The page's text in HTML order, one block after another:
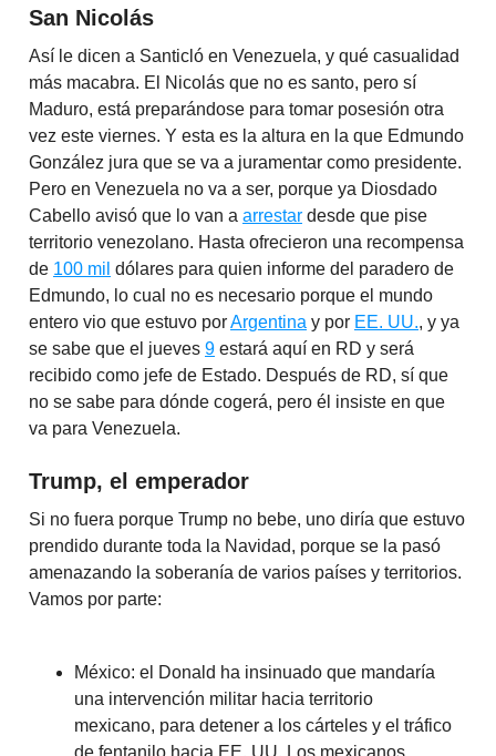
San Nicolás
Así le dicen a Santicló en Venezuela, y qué casualidad
más macabra. El Nicolás que no es santo, pero sí
Maduro, está preparándose para tomar posesión otra
vez este viernes. Y esta es la altura en la que Edmundo
González jura que se va a juramentar como presidente.
Pero en Venezuela no va a ser, porque ya Diosdado
Cabello avisó que lo van a arrestar desde que pise
territorio venezolano. Hasta ofrecieron una recompensa
de 100 mil dólares para quien informe del paradero de
Edmundo, lo cual no es necesario porque el mundo
entero vio que estuvo porArgentina y por EE. UU., y ya
se sabe que el jueves 9 estará aquí en RD y será
recibido como jefe de Estado. Después de RD, sí que
no se sabe para dónde cogerá, pero él insiste en que
va para Venezuela.
Trump, el emperador
Si no fuera porque Trump no bebe, uno diría que estuvo
prendido durante toda la Navidad, porque se la pasó
amenazando la soberanía de varios países y territorios.
Vamos por parte:
México: el Donald ha insinuado que mandaría
una intervención militar hacia territorio
mexicano, para detener a los cárteles y el tráfico
de fentanilo hacia EE. UU. Los mexicanos